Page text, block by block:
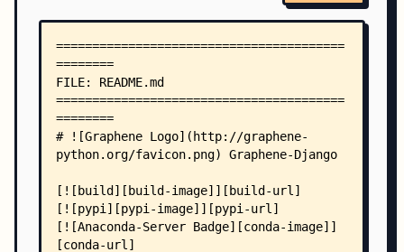
    ├── .ruff.toml
    ├── docs/
    │   ├── authorization.rst
    │   ├── conf.py
    │   ├── debug.rst
    │   ├── extra-types.rst
    │   ├── fields.rst
    │   ├── filtering.rst
    │   ├── installation.rst
    │   ├── introspection.rst
    │   ├── Makefile
    │   ├── mutations.rst